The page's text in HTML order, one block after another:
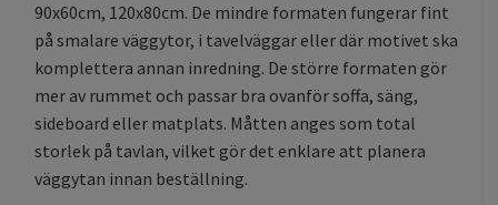
90x60cm, 120x80cm. De mindre formaten fungerar fint
på smalare väggytor, i tavelväggar eller där motivet ska
komplettera annan inredning. De större formaten gör
mer av rummet och passar bra ovanför soffa, säng,
sideboard eller matplats. Måtten anges som total
storlek på tavlan, vilket gör det enklare att planera
väggytan innan beställning.